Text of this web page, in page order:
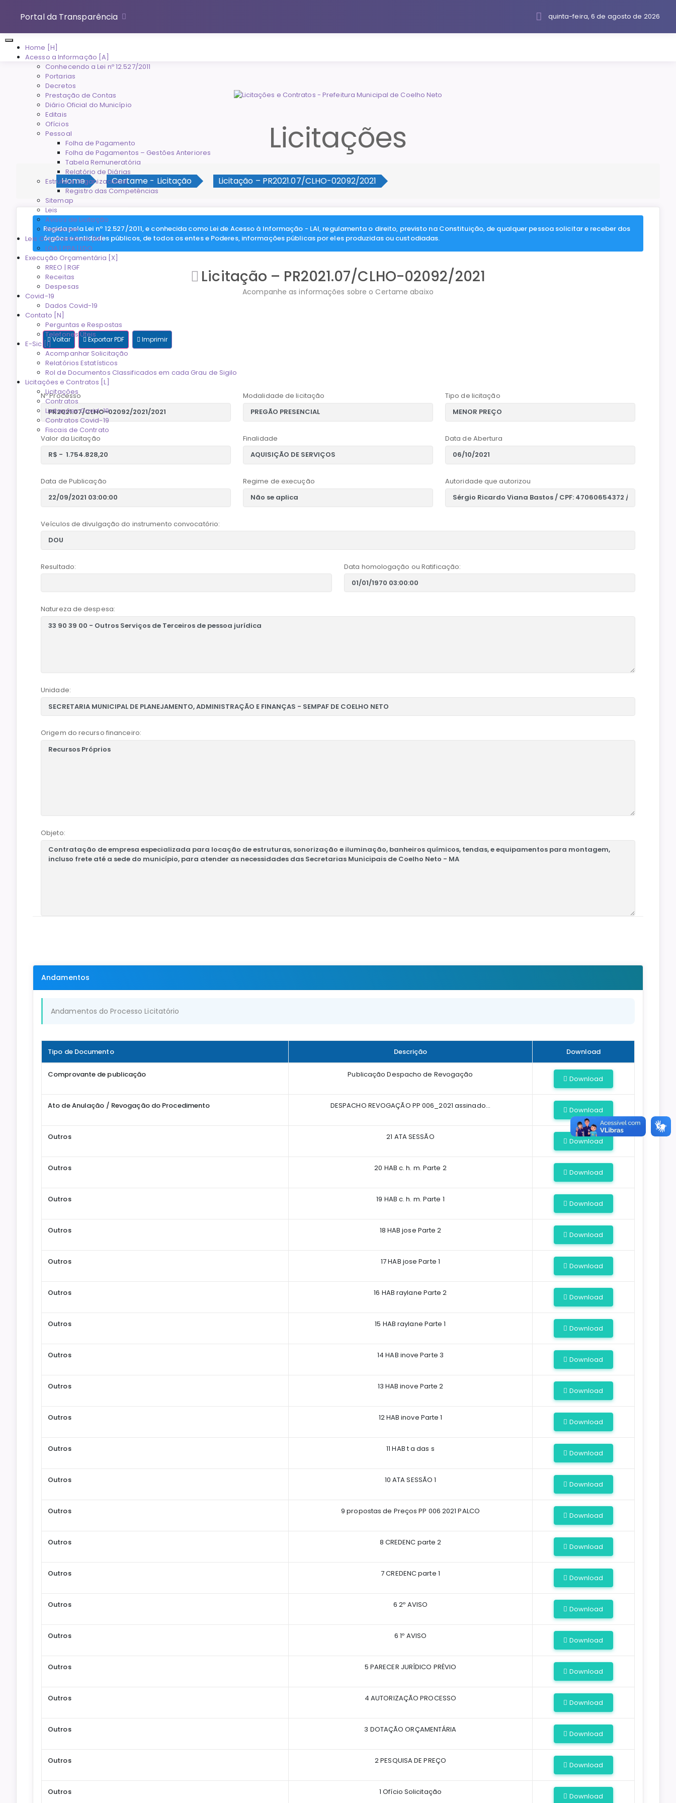
Home [H]
Acesso a Informação [A]
Conhecendo a Lei nº 12.527/2011
Portarias
Decretos
Prestação de Contas
Diário Oficial do Município
Editais
Ofícios
Pessoal
Folha de Pagamento
Folha de Pagamentos – Gestões Anteriores
Tabela Remuneratória
Relatório de Diárias
Estrutura Organizacional
Registro das Competências
Sitemap
Leis
Avisos de Licitação
Repasses
Leis Orçamentárias [M]
LOA | PPA | LDO
Execução Orçamentária [X]
RREO | RGF
Receitas
Despesas
Covid-19
Dados Covid-19
Contato [N]
Perguntas e Respostas
Telefones Úteis
E-Sic [I]
Acompanhar Solicitação
Relatórios Estatísticos
Rol de Documentos Classificados em cada Grau de Sigilo
Licitações e Contratos [L]
Licitações
Contratos
Licitações Covid-19
Contratos Covid-19
Fiscais de Contrato
Portal da Transparência quinta-feira, 6 de agosto de 2026
Licitações
Home Certame - Licitação Licitação – PR2021.07/CLHO-02092/2021
Regida pela Lei nº 12.527/2011, e conhecida como Lei de Acesso à Informação - LAI, regulamenta o direito, previsto na Constituição, de qualquer pessoa solicitar e receber dos
órgãos e entidades públicos, de todos os entes e Poderes, informações públicas por eles produzidas ou custodiadas.
Licitação – PR2021.07/CLHO-02092/2021
Acompanhe as informações sobre o Certame abaixo
Voltar Exportar PDF Imprimir
Nº Processo Modalidade de licitação Tipo de licitação
Valor da Licitação Finalidade Data de Abertura
Data de Publicação Regime de execução Autoridade que autorizou
Veículos de divulgação do instrumento convocatório:
Resultado: Data homologação ou Ratificação:
Natureza de despesa:
Unidade:
Origem do recurso financeiro:
Objeto:
Andamentos
Andamentos do Processo Licitatório
Tipo de Documento Descrição Download
Comprovante de publicação Publicação Despacho de Revogação Download
Ato de Anulação / Revogação do Procedimento DESPACHO REVOGAÇÃO PP 006_2021 assinado... Download
Outros 21 ATA SESSÃO Download
Outros 20 HAB c. h. m. Parte 2 Download
Outros 19 HAB c. h. m. Parte 1 Download
Outros 18 HAB jose Parte 2 Download
Outros 17 HAB jose Parte 1 Download
Outros 16 HAB raylane Parte 2 Download
Outros 15 HAB raylane Parte 1 Download
Outros 14 HAB inove Parte 3 Download
Outros 13 HAB inove Parte 2 Download
Outros 12 HAB inove Parte 1 Download
Outros 11 HAB t a das s Download
Outros 10 ATA SESSÃO 1 Download
Outros 9 propostas de Preços PP 006 2021 PALCO Download
Outros 8 CREDENC parte 2 Download
Outros 7 CREDENC parte 1 Download
Outros 6 2º AVISO Download
Outros 6 1º AVISO Download
Outros 5 PARECER JURÍDICO PRÉVIO Download
Outros 4 AUTORIZAÇÃO PROCESSO Download
Outros 3 DOTAÇÃO ORÇAMENTÁRIA Download
Outros 2 PESQUISA DE PREÇO Download
Outros 1 Ofício Solicitação Download